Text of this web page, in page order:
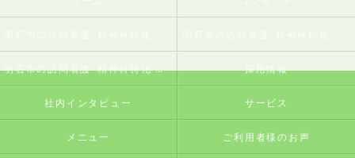
明石市の訪問看護･精神科特化 訪問看護ステーションミントのお客様の声 採用情報
社内インタビュー サービス
メニュー ご利用者様のお声